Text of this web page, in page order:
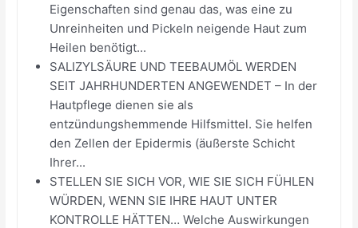
Eigenschaften sind genau das, was eine zu
Unreinheiten und Pickeln neigende Haut zum
Heilen benötigt...
SALIZYLSÄURE UND TEEBAUMÖL WERDEN
SEIT JAHRHUNDERTEN ANGEWENDET – In der
Hautpflege dienen sie als
entzündungshemmende Hilfsmittel. Sie helfen
den Zellen der Epidermis (äußerste Schicht
Ihrer...
STELLEN SIE SICH VOR, WIE SIE SICH FÜHLEN
WÜRDEN, WENN SIE IHRE HAUT UNTER
KONTROLLE HÄTTEN… Welche Auswirkungen